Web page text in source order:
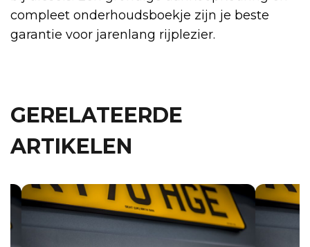
compleet onderhoudsboekje zijn je beste
garantie voor jarenlang rijplezier.
GERELATEERDE
ARTIKELEN